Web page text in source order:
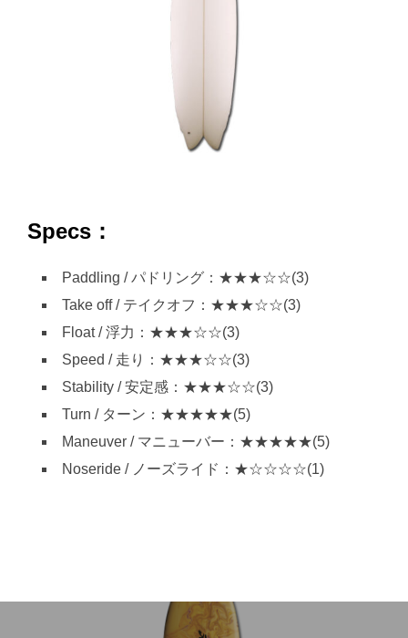
Specs：
Paddling / パドリング：★★★☆☆(3)
Take off / テイクオフ：★★★☆☆(3)
Float / 浮力：★★★☆☆(3)
Speed / 走り：★★★☆☆(3)
Stability / 安定感：★★★☆☆(3)
Turn / ターン：★★★★★(5)
Maneuver / マニューバー：★★★★★(5)
Noseride / ノーズライド：★☆☆☆☆(1)